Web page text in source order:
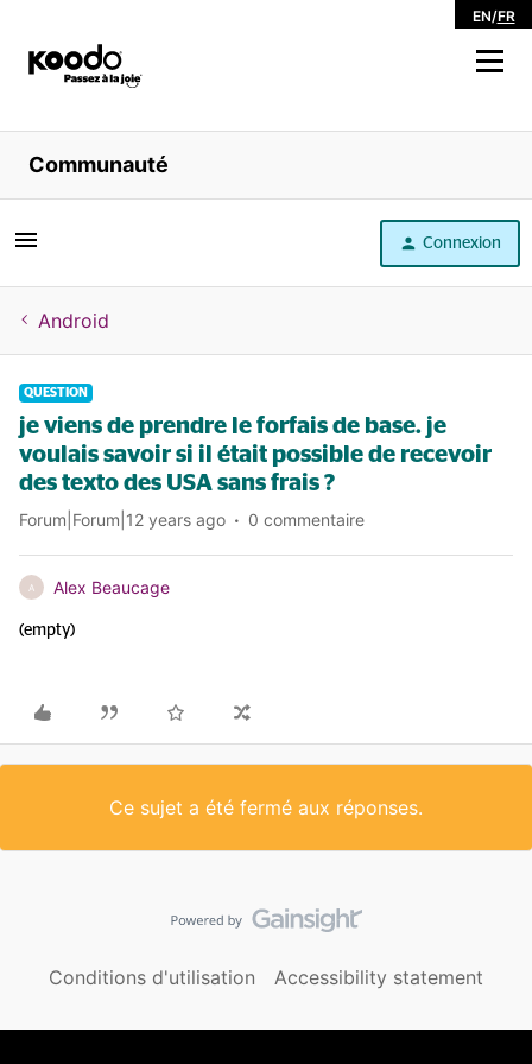
EN/FR
Magasiner
Libre service
Aide
Communauté
Connexion
Android
QUESTION
je viens de prendre le forfais de base. je
voulais savoir si il était possible de recevoir
des texto des USA sans frais ?
Forum|Forum|12 years ago 0 commentaire
A Alex Beaucage
(empty)
Ce sujet a été fermé aux réponses.
Conditions d'utilisation Accessibility statement